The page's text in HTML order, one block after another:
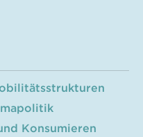
Konsumieren